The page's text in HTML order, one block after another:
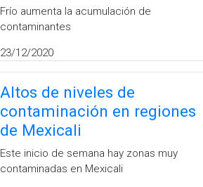
Frío aumenta la acumulación de
contaminantes
23/12/2020
Altos de niveles de
contaminación en regiones
de Mexicali
Este inicio de semana hay zonas muy
contaminadas en Mexicali